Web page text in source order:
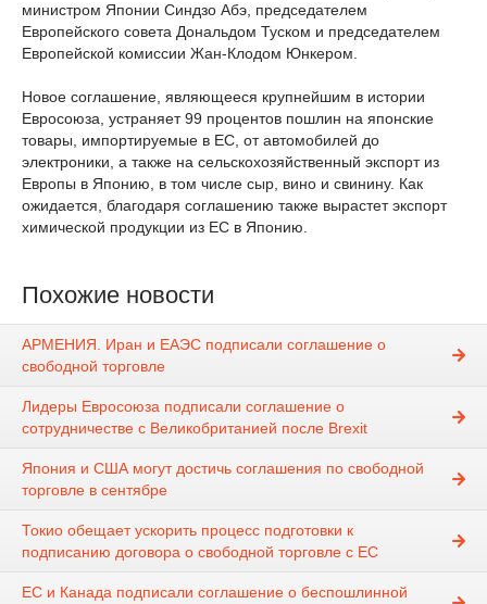
министром Японии Синдзо Абэ, председателем
Европейского совета Дональдом Туском и председателем
Европейской комиссии Жан-Клодом Юнкером.
Новое соглашение, являющееся крупнейшим в истории
Евросоюза, устраняет 99 процентов пошлин на японские
товары, импортируемые в ЕС, от автомобилей до
электроники, а также на сельскохозяйственный экспорт из
Европы в Японию, в том числе сыр, вино и свинину. Как
ожидается, благодаря соглашению также вырастет экспорт
химической продукции из ЕС в Японию.
Похожие новости
АРМЕНИЯ. Иран и ЕАЭС подписали соглашение о
свободной торговле
Лидеры Евросоюза подписали соглашение о
сотрудничестве с Великобританией после Brexit
Япония и США могут достичь соглашения по свободной
торговле в сентябре
Токио обещает ускорить процесс подготовки к
подписанию договора о свободной торговле с ЕС
ЕС и Канада подписали соглашение о беспошлинной